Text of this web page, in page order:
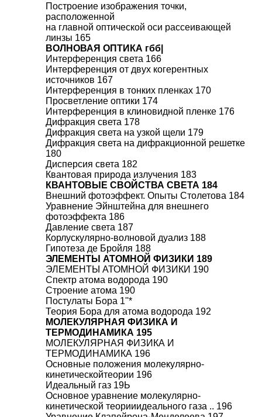
Построение изображения точки,
расположенной
на главной оптической оси рассеивающей
линзы 165
ВОЛНОВАЯ ОПТИКА гбб|
Интерференция света 166
Интерференция от двух когерентных
источников 167
Интерференция в тонких пленках 170
Просветление оптики 174
Интерференция в клиновидной пленке 176
Дифракция света 178
Дифракция света на узкой щели 179
Дифракция света на дифракционной решетке
180
Дисперсия света 182
Квантовая природа излучения 183
КВАНТОВЫЕ СВОЙСТВА СВЕТА 184
Внешний фотоэффект. Опыты Столетова 184
Уравнение Эйнштейна для внешнего
фотоэффекта 186
Давление света 187
Корлускулярно-волновой дуализ 188
Гипотеза де Бройля 188
ЭЛЕМЕНТЫ АТОМНОЙ ФИЗИКИ 189
ЭЛЕМЕНТЫ АТОМНОЙ ФИЗИКИ 190
Спектр атома водорода 190
Строение атома 190
Постулаты Бора 1''*
Теория Бора для атома водорода 192
МОЛЕКУЛЯРНАЯ ФИЗИКА И
ТЕРМОДИНАМИКА 195
МОЛЕКУЛЯРНАЯ ФИЗИКА И
ТЕРМОДИНАМИКА 196
Основные положения молекулярно-
кинетическойтеории 196
Идеальный газ 19Ь
Основное уравнение молекулярно-
кинетической теорииидеального газа .. 196